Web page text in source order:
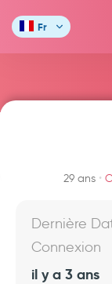
Fr
29 ans
Dernière
Connexion
il y a 3 ans